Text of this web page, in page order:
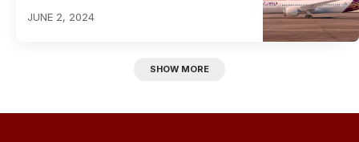
JUNE 2, 2024
SHOW MORE